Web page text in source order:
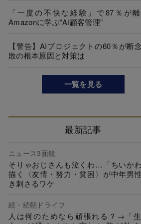
「一度の不快な経験」で87％が
Amazonに学ぶ“AI顧客管理”
【警告】AIプロジェクトの60％が断
敗の根本原因と対策は
一覧を見る
最新記事
ニュース3面鏡
そりゃおじさんも泣くわ…「ちいか
描く〈友情・努力・貧困〉が中年男
き刺さるワケ
続・続朝ドライフ
人は何のためなら頑張れる？→「